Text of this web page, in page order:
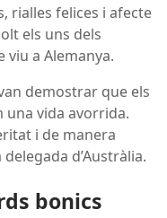
rialles felices i afecte
els uns dels
viu a Alemanya.
demostrar que els
una vida avorrida.
i de manera
d’Austràlia.
bonics